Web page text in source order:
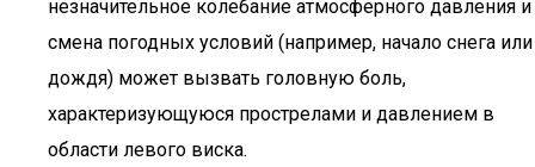
незначительное колебание атмосферного давления и
смена погодных условий (например, начало снега или
дождя) может вызвать головную боль,
характеризующуюся прострелами и давлением в
области левого виска.